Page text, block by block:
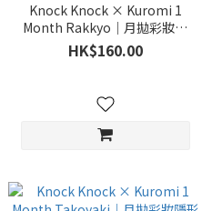
Knock Knock × Kuromi 1
Month Rakkyo｜月拋彩妝隱
形眼鏡｜每盒2片
HK$160.00